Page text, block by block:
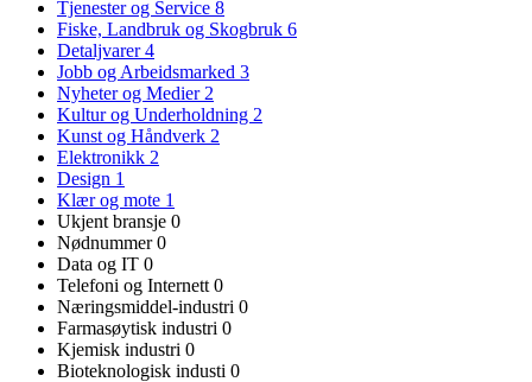
Tjenester og Service 8
Fiske, Landbruk og Skogbruk 6
Detaljvarer4
Jobb og Arbeidsmarked 3
Nyheter og Medier 2
Kultur og Underholdning 2
Kunst og Håndverk 2
Elektronikk 2
Design 1
Klær og mote 1
Ukjent bransje 0
Nødnummer0
Data og IT 0
Telefoni og Internett 0
Næringsmiddel-industri 0
Farmasøytisk industri 0
Kjemisk industri 0
Bioteknologisk industi 0